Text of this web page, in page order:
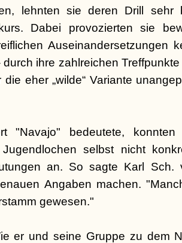
lehnten sie deren Drill
Dabei provozierten sie
Auseinandersetzungen
durch ihre zahlreichen
eher „wilde“ Variante
"Navajo" bedeutete, konnten
Jugendlochen selbst nicht
an. So sagte Karl
Angaben machen.
gewesen."
er und seine Gruppe zu dem